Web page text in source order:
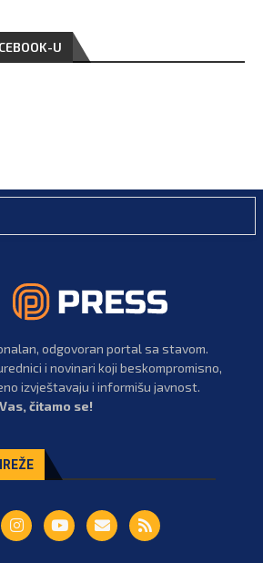
U
odgovoran portal sa stavom.
i novinari koji beskompromisno,
izvještavaju i informišu javnost.
čitamo se!